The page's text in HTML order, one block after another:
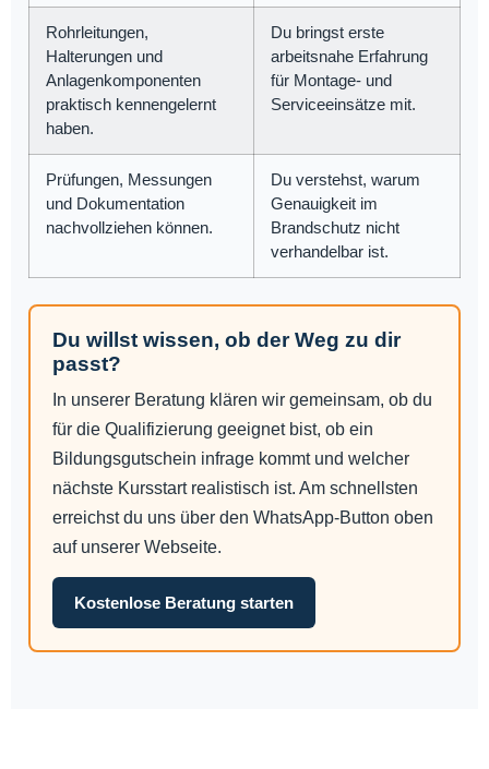
Rohrleitungen,
Halterungen und
Anlagenkomponenten
praktisch kennengelernt
haben.
Du bringst erste
arbeitsnahe Erfahrung
für Montage- und
Serviceeinsätze mit.
Prüfungen, Messungen
und Dokumentation
nachvollziehen können.
Du verstehst, warum
Genauigkeit im
Brandschutz nicht
verhandelbar ist.
Du willst wissen, ob der Weg zu dir
passt?
In unserer Beratung klären wir gemeinsam, ob du
für die Qualifizierung geeignet bist, ob ein
Bildungsgutschein infrage kommt und welcher
nächste Kursstart realistisch ist. Am schnellsten
erreichst du uns über den WhatsApp-Button oben
auf unserer Webseite.
Kostenlose Beratung starten